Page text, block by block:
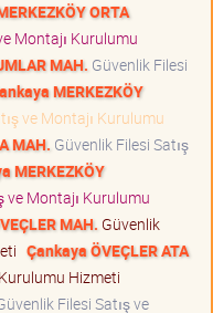
ORTA
Montajı Kurulumu
MAH. Güvenlik Filesi
MERKEZKÖY
ve Montajı Kurulumu
MAH. Güvenlik Filesi Satış
MERKEZKÖY
ve Montajı Kurulumu
MAH. Güvenlik
Çankaya ÖVEÇLER ATA
Hizmeti
Filesi Satış ve